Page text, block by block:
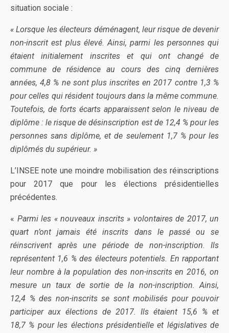
situation sociale :
« Lorsque les électeurs déménagent, leur risque de devenir
non-inscrit est plus élevé. Ainsi, parmi les personnes qui
étaient initialement inscrites et qui ont changé de
commune de résidence au cours des cinq dernières
années, 4,8 % ne sont plus inscrites en 2017 contre 1,3 %
pour celles qui résident toujours dans la même commune.
Toutefois, de forts écarts apparaissent selon le niveau de
diplôme : le risque de désinscription est de 12,4 % pour les
personnes sans diplôme, et de seulement 1,7 % pour les
diplômés du supérieur. »
L’INSEE note une moindre mobilisation des réinscriptions
pour 2017 que pour les élections présidentielles
précédentes.
« Parmi les « nouveaux inscrits » volontaires de 2017, un
quart n’ont jamais été inscrits dans le passé ou se
réinscrivent après une période de non-inscription. Ils
représentent 1,6 % des électeurs potentiels. En rapportant
leur nombre à la population des non-inscrits en 2016, on
mesure un taux de sortie de la non-inscription. Ainsi,
12,4 % des non-inscrits se sont mobilisés pour pouvoir
participer aux élections de 2017. Ils étaient 15,6 % et
18,7 % pour les élections présidentielle et législatives de